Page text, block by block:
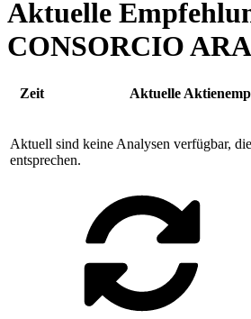
Aktuelle
CONSORCIO
Zeit Aktuelle
Aktuell sind keine Analysen verfügbar,
entsprechen.